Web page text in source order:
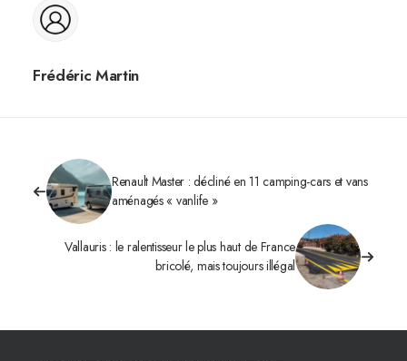
Frédéric Martin
Renault Master : décliné en 11 camping-cars et vans
aménagés « vanlife »
Vallauris : le ralentisseur le plus haut de France
bricolé, mais toujours illégal